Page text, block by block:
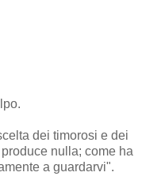
dei timorosi e dei
nulla; come ha
a guardarvi".